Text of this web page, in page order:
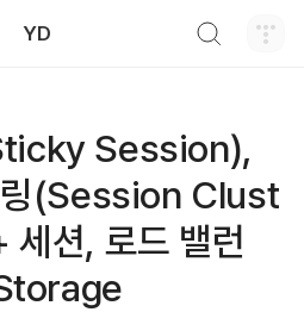
YD
Session),
링(Session Clust
션, 로드 밸런